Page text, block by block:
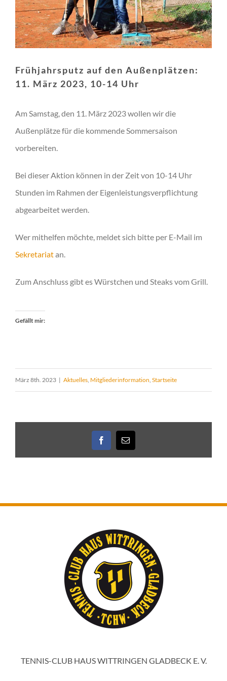
Frühjahrsputz auf den Außenplätzen:
11. März 2023, 10-14 Uhr
Am Samstag, den 11. März 2023 wollen wir die
Außenplätze für die kommende Sommersaison
vorbereiten.
Bei dieser Aktion können in der Zeit von 10-14 Uhr
Stunden im Rahmen der Eigenleistungsverpflichtung
abgearbeitet werden.
Wer mithelfen möchte, meldet sich bitte per E-Mail im
Sekretariatan.
Zum Anschluss gibt es Würstchen und Steaks vom Grill.
Gefällt mir:
März 8th. 2023 | Aktuelles Mitgliederinformation Startseite
Facebook
E-
Mail
TENNIS-CLUB HAUS WITTRINGEN GLADBECK E. V.